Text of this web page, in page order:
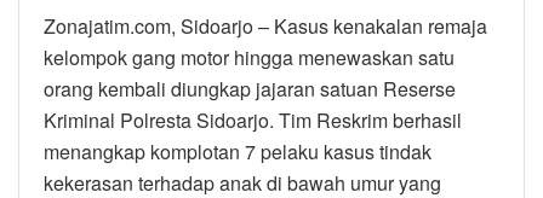
Zonajatim.com, Sidoarjo – Kasus kenakalan remaja
kelompok gang motor hingga menewaskan satu
orang kembali diungkap jajaran satuan Reserse
Kriminal Polresta Sidoarjo. Tim Reskrim berhasil
menangkap komplotan 7 pelaku kasus tindak
kekerasan terhadap anak di bawah umur yang